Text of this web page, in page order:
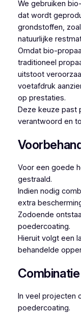
We gebruiken
dat wordt
grondstoffen,
natuurlijke
Omdat bio-
traditioneel
uitstoot
voetafdruk
op prestaties.
Deze keuze past
verantwoord en
Voor een goede
gestraald.
Indien nodig
extra
Zodoende
poedercoating.
Hieruit volgt een
behandelde
In veel projecten
poedercoating.